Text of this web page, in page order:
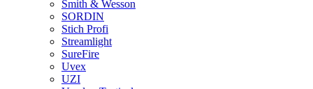
Smith & Wesson
SORDIN
Stich Profi
Streamlight
SureFire
Uvex
UZI